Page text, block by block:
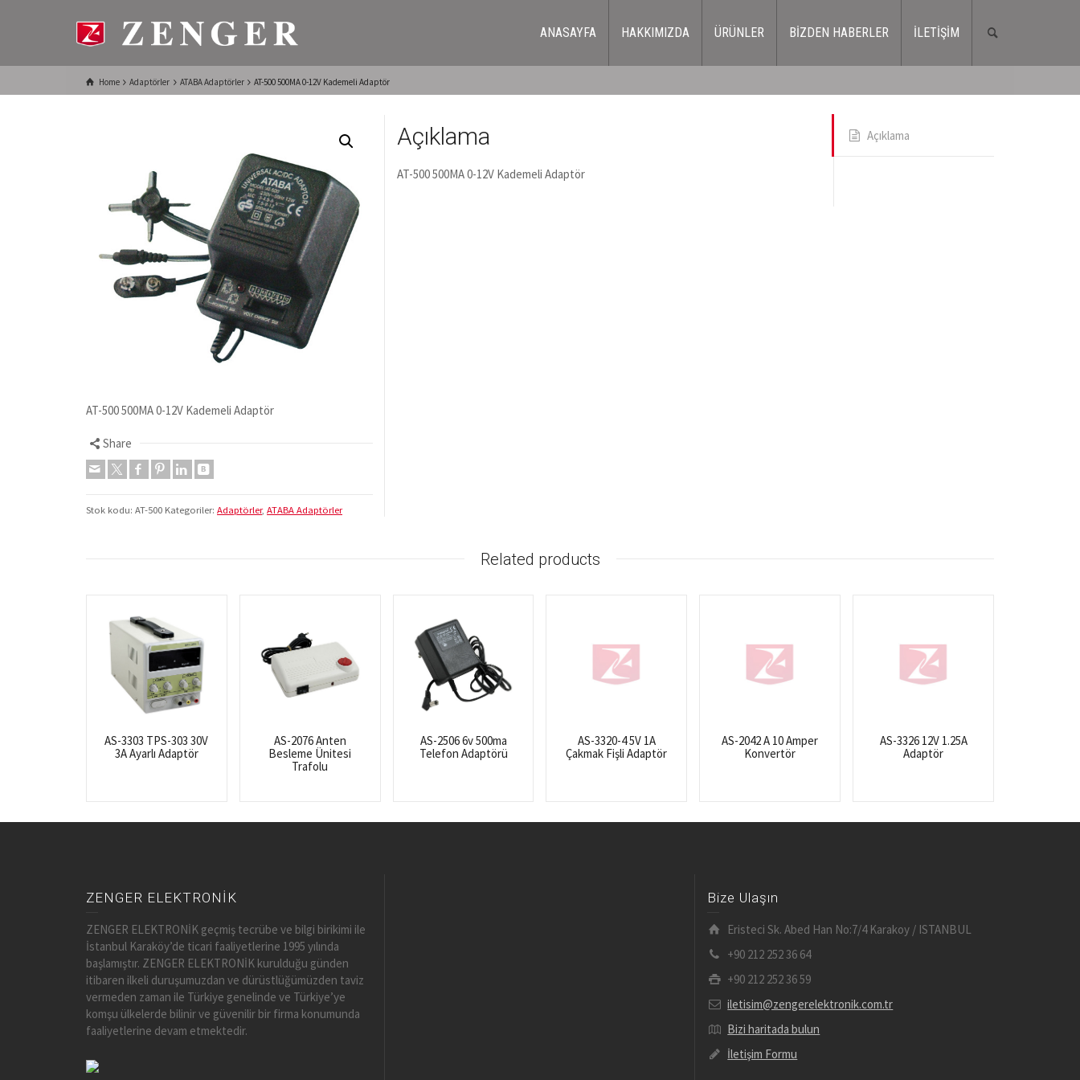
ANASAYFA HAKKIMIZDA ÜRÜNLER BİZDEN HABERLER İLETİŞİM
Home Adaptörler ATABA Adaptörler AT-500 500MA 0-12V Kademeli Adaptör
AT-500 500MA 0-12V Kademeli Adaptör
Share
Stok kodu: AT-500 Kategoriler: Adaptörler, ATABA Adaptörler
Açıklama
Açıklama
AT-500 500MA 0-12V Kademeli Adaptör
Related products
AS-3303 TPS-303 30V
3A Ayarlı Adaptör
AS-2076 Anten
Besleme Ünitesi
Trafolu
AS-2506 6v 500ma
Telefon Adaptörü
AS-3320-4 5V 1A
Çakmak Fişli Adaptör
AS-2042 A 10 Amper
Konvertör
AS-3326 12V 1.25A
Adaptör
ZENGER ELEKTRONİK
ZENGER ELEKTRONİK geçmiş tecrübe ve bilgi birikimi ile
İstanbul Karaköy’de ticari faaliyetlerine 1995 yılında
başlamıştır. ZENGER ELEKTRONİK kurulduğu günden
itibaren ilkeli duruşumuzdan ve dürüstlüğümüzden taviz
vermeden zaman ile Türkiye genelinde ve Türkiye’ye
komşu ülkelerde bilinir ve güvenilir bir firma konumunda
faaliyetlerine devam etmektedir.
Bize Ulaşın
Eristeci Sk. Abed Han No:7/4 Karakoy / ISTANBUL
+90 212 252 36 64
+90 212 252 36 59
iletisim@zengerelektronik.com.tr
Bizi haritada bulun
İletişim Formu